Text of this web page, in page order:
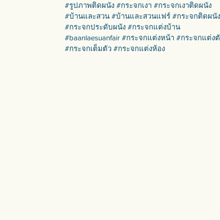
#รูปภาพติดผนัง #กระจกเงา #กระจกเงาติดผนัง
#บ้านและสวน #บ้านและสวนแฟร์ #กระจกติดผนัง
#กระจกประดับผนัง #กระจกแต่งบ้าน
#baanlaesuanfair #กระจกแต่งหน้า #กระจกแต่ง
#กระจกเต็มตัว #กระจกแต่งห้อง